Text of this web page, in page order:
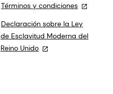
Términos y condiciones
Declaración sobre la Ley
de Esclavitud Moderna del
Reino Unido